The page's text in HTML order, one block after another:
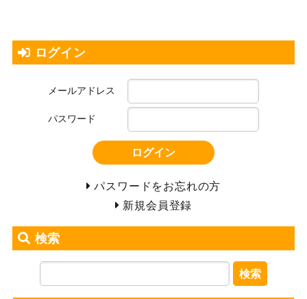
ログイン
メールアドレス
パスワード
ログイン
パスワードをお忘れの方
新規会員登録
検索
検索